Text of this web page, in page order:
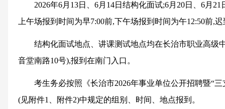
2026年6月13日、6月14日结构化面试;6月20日、6月
上午场报到时间为早7:00前,下午场报到时间为午12:50前,
结构化面试地点、讲课测试地点均在长治市职业高级
音堂南路10号),报到在南门入口。
考生务必按照《长治市2026年事业单位公开招聘暨“
(见附件1、附件2)中规定的组别、时间、地点报到。